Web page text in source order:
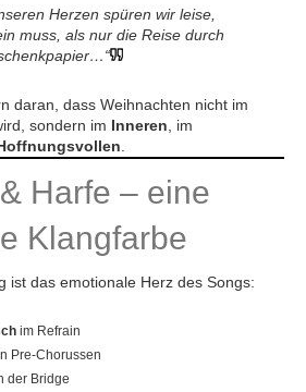
Herzen spüren wir leise,
muss, als nur die Reise durch
daran, dass Weihnachten nicht im
sondern im Inneren , im
Harfe – eine
Klangfarbe
ist das emotionale Herz des Songs:
im Refrain
Pre-Chorussen
der Bridge